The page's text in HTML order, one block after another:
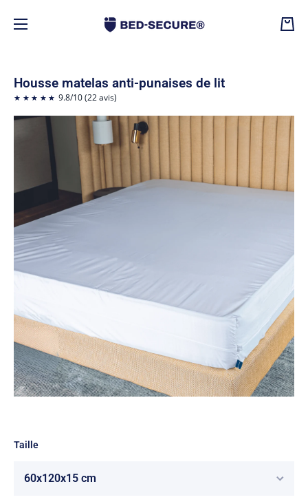
Ignorer et passer au contenu
Housse matelas anti-punaises de lit
9.8/10(22 avis)
Passer aux informations produits
Taille